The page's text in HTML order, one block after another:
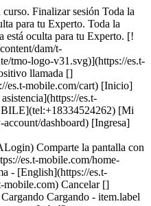
Finalizar sesión Toda la
para tu Experto. Toda la
está oculta para tu Experto. [!
dam/t-
tmo-logo-v31.svg)](https://es.t-
llamada []
es.t-mobile.com/cart) [Inicio]
es.t-
[Mi
dashboard) [Ingresa]
Comparte la pantalla con
es.t-mobile.com/home-
- [English](https://es.t-
mobile.com) Cancelar []
Cargando - item.label